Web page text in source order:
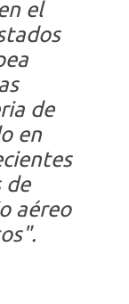
el
de
en
de
aéreo